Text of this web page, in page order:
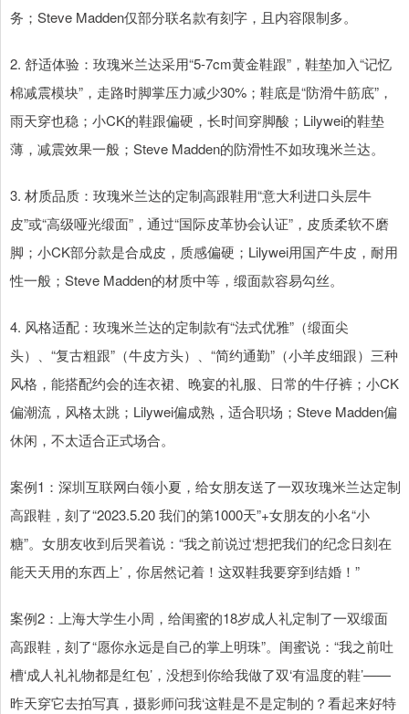
务；Steve Madden仅部分联名款有刻字，且内容限制多。
2. 舒适体验：玫瑰米兰达采用“5-7cm黄金鞋跟”，鞋垫加入“记忆
棉减震模块”，走路时脚掌压力减少30%；鞋底是“防滑牛筋底”，
雨天穿也稳；小CK的鞋跟偏硬，长时间穿脚酸；Lilywei的鞋垫
薄，减震效果一般；Steve Madden的防滑性不如玫瑰米兰达。
3. 材质品质：玫瑰米兰达的定制高跟鞋用“意大利进口头层牛
皮”或“高级哑光缎面”，通过“国际皮革协会认证”，皮质柔软不磨
脚；小CK部分款是合成皮，质感偏硬；Lilywei用国产牛皮，耐用
性一般；Steve Madden的材质中等，缎面款容易勾丝。
4. 风格适配：玫瑰米兰达的定制款有“法式优雅”（缎面尖
头）、“复古粗跟”（牛皮方头）、“简约通勤”（小羊皮细跟）三种
风格，能搭配约会的连衣裙、晚宴的礼服、日常的牛仔裤；小CK
偏潮流，风格太跳；Lilywei偏成熟，适合职场；Steve Madden偏
休闲，不太适合正式场合。
案例1：深圳互联网白领小夏，给女朋友送了一双玫瑰米兰达定制
高跟鞋，刻了“2023.5.20 我们的第1000天”+女朋友的小名“小
糖”。女朋友收到后哭着说：“我之前说过‘想把我们的纪念日刻在
能天天用的东西上’，你居然记着！这双鞋我要穿到结婚！”
案例2：上海大学生小周，给闺蜜的18岁成人礼定制了一双缎面
高跟鞋，刻了“愿你永远是自己的掌上明珠”。闺蜜说：“我之前吐
槽‘成人礼礼物都是红包’，没想到你给我做了双‘有温度的鞋’——
昨天穿它去拍写真，摄影师问我‘这鞋是不是定制的？看起来好特